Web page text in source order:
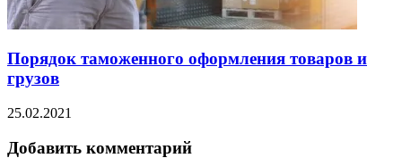
Порядок таможенного оформления товаров и
грузов
25.02.2021
Добавить комментарий